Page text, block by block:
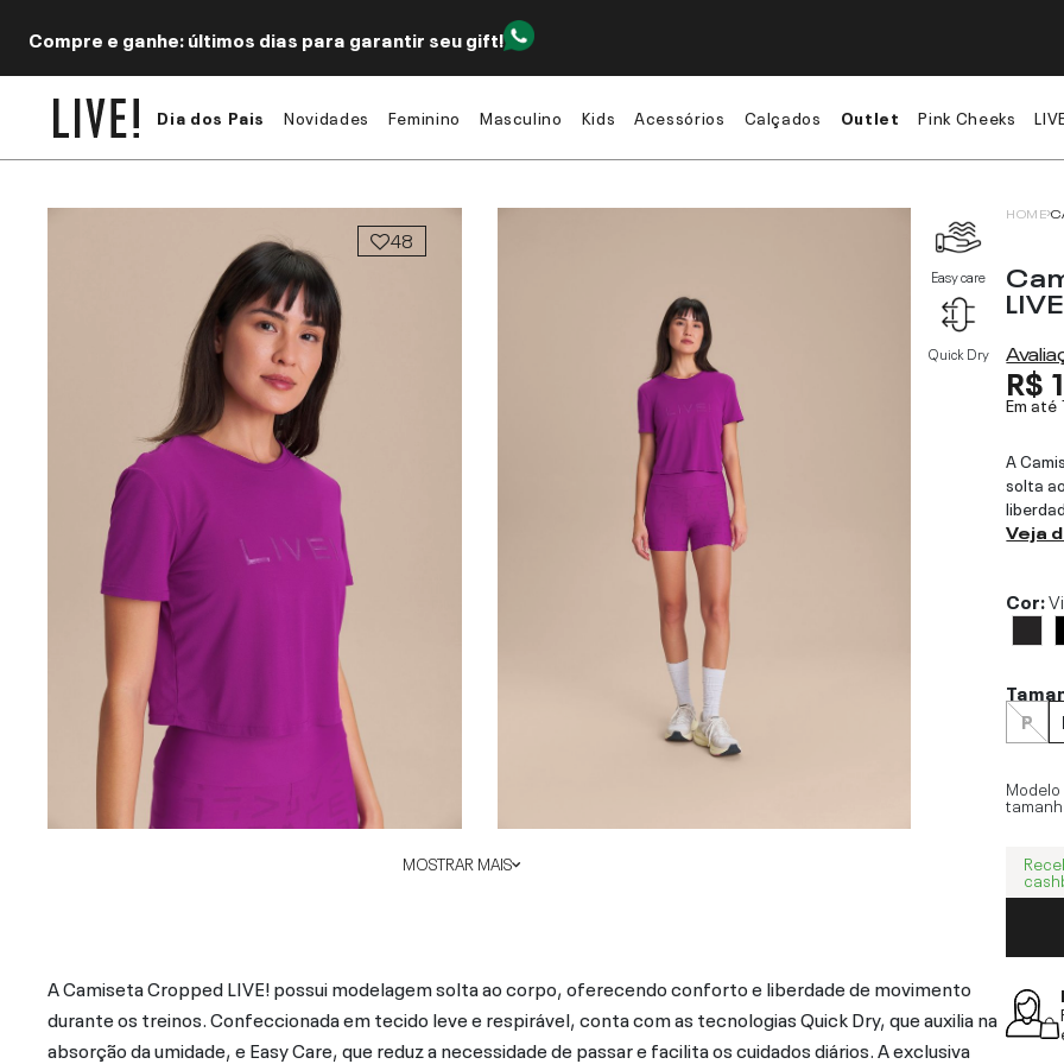
Compre e ganhe: últimos dias para garantir seu gift!
Dia dos Pais Novidades Feminino Masculino Kids Acessórios Calçados Outlet Pink Cheeks
48
MOSTRAR MAIS
Easy care
Quick Dry
A Camiseta Cropped LIVE! possui modelagem solta ao corpo, oferecendo conforto e liberdade de movimento
durante os treinos. Confeccionada em tecido leve e respirável, conta com as tecnologias Quick Dry, que auxilia na
absorção da umidade, e Easy Care, que reduz a necessidade de passar e facilita os cuidados diários. A exclusiva
HOME
R$
Em
A
solta
Veja
Cor:
P